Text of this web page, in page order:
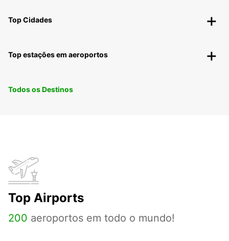
Top Cidades
Top estações em aeroportos
Todos os Destinos
Top Airports
200 aeroportos em todo o mundo!